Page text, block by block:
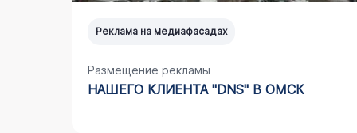
Реклама на медиафасадах
Размещение рекламы
НАШЕГО КЛИЕНТА "DNS" В ОМСК